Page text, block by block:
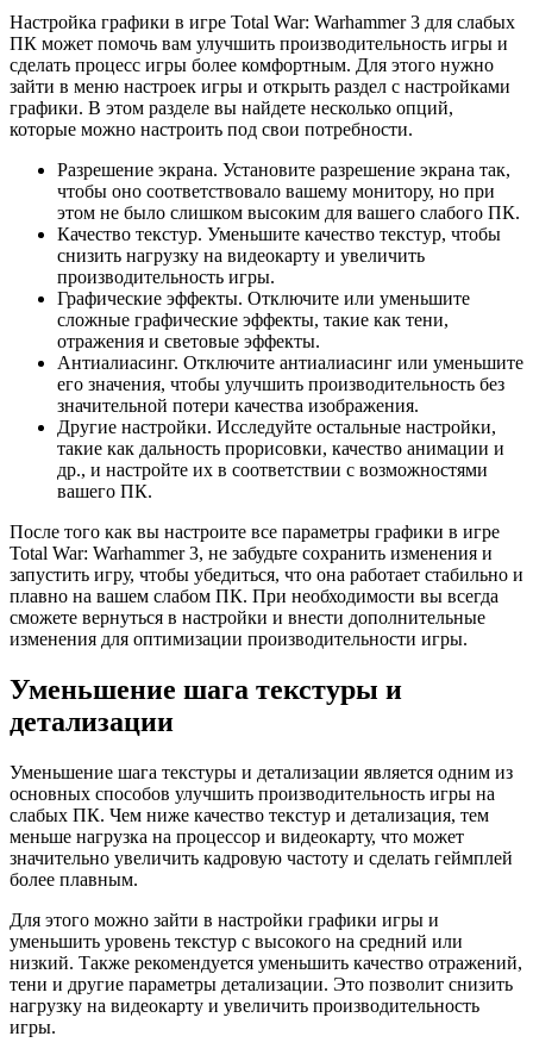
Настройка графики в игре Total War: Warhammer 3 для слабых
ПК может помочь вам улучшить производительность игры и
сделать процесс игры более комфортным. Для этого нужно
зайти в меню настроек игры и открыть раздел с настройками
графики. В этом разделе вы найдете несколько опций,
которые можно настроить под свои потребности.
Разрешение экрана. Установите разрешение экрана так,
чтобы оно соответствовало вашему монитору, но при
этом не было слишком высоким для вашего слабого ПК.
Качество текстур. Уменьшите качество текстур, чтобы
снизить нагрузку на видеокарту и увеличить
производительность игры.
Графические эффекты. Отключите или уменьшите
сложные графические эффекты, такие как тени,
отражения и световые эффекты.
Антиалиасинг. Отключите антиалиасинг или уменьшите
его значения, чтобы улучшить производительность без
значительной потери качества изображения.
Другие настройки. Исследуйте остальные настройки,
такие как дальность прорисовки, качество анимации и
др., и настройте их в соответствии с возможностями
вашего ПК.
После того как вы настроите все параметры графики в игре
Total War: Warhammer 3, не забудьте сохранить изменения и
запустить игру, чтобы убедиться, что она работает стабильно и
плавно на вашем слабом ПК. При необходимости вы всегда
сможете вернуться в настройки и внести дополнительные
изменения для оптимизации производительности игры.
Уменьшение шага текстуры и
детализации
Уменьшение шага текстуры и детализации является одним из
основных способов улучшить производительность игры на
слабых ПК. Чем ниже качество текстур и детализация, тем
меньше нагрузка на процессор и видеокарту, что может
значительно увеличить кадровую частоту и сделать геймплей
более плавным.
Для этого можно зайти в настройки графики игры и
уменьшить уровень текстур с высокого на средний или
низкий. Также рекомендуется уменьшить качество отражений,
тени и другие параметры детализации. Это позволит снизить
нагрузку на видеокарту и увеличить производительность
игры.